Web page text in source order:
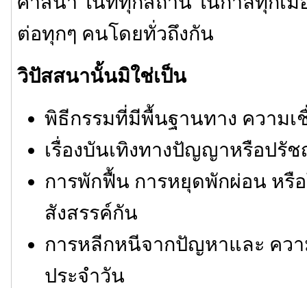
ต่อทุกๆ คนโดยทั่วถึงกัน
วิปัสสนานั้นมิใช่เป็น
พิธีกรรมที่มีพื้นฐานทาง ความเ
เรื่องบันเทิงทางปัญญาหรือปรั
การพักฟื้น การหยุดพักผ่อน หรื
สังสรรค์กัน
การหลีกหนีจากปัญหาและ คว
ประจำวัน